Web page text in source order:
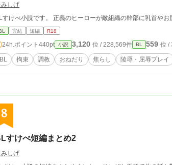
しげ
すけべ小説です。 正義のヒーローが敵組織の幹部に乳首やお
完結 短編 R18
24h.ポイント 440pt 小説 3,120 位 / 228,569件 BL 559 位 /
BL 拘束 調教 おねだり 焦らし 陵辱・屈辱プレイ
8
すけべ短編まとめ2
しげ